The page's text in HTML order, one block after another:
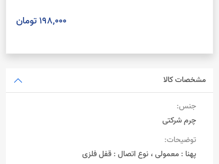
198,000 تومان
مشخصات کالا
جنس:
چرم شرکتی
توضیحات:
پهنا : معمولی ، نوع اتصال : قفل فلزی